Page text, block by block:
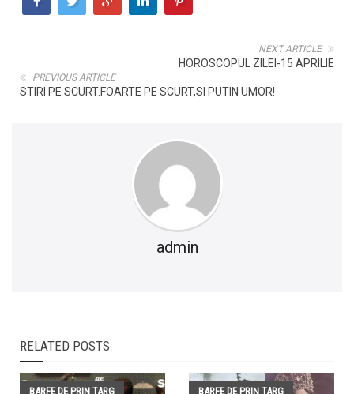
NEXT ARTICLE
HOROSCOPUL ZILEI-15 APRILIE
PREVIOUS ARTICLE
STIRI PE SCURT.FOARTE PE SCURT,SI PUTIN UMOR!
admin
RELATED POSTS
BARFE DE PRIN TARG BARFE DE PRIN TARG